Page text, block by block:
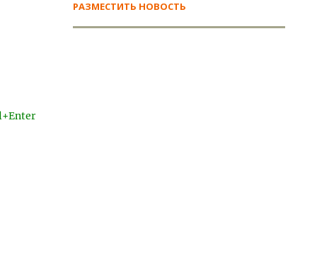
РАЗМЕСТИТЬ НОВОСТЬ